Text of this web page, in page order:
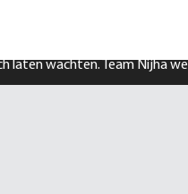
laten wachten. Team Nijha